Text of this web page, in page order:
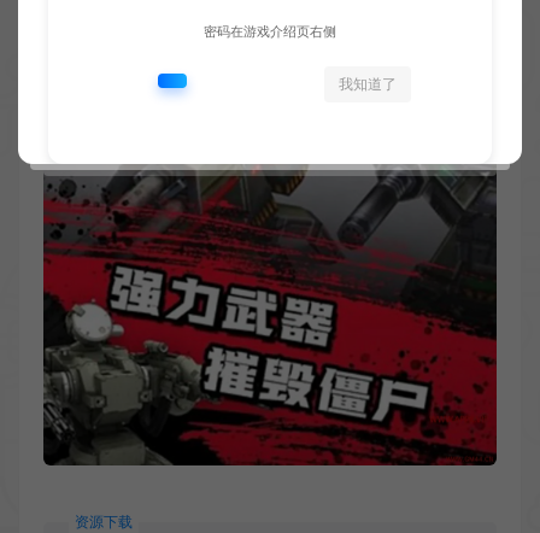
资源下载
密码在游戏介绍页右侧
我知道了